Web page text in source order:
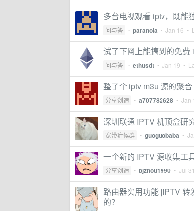
多台电视观看 iptv，既能
问与答 • paranoia • Jan 16 •
试了下网上能搞到的免费
问与答 • ethusdt • Jan 19 •
整了个 iptv m3u 源的聚
分享创造 • a707782628 • Jan
深圳联通 IPTV 机顶盒研
宽带症候群 • guoguobaba •
一个新的 IPTV 源收集工
分享创造 • bjzhou1990 • Jul 31
路由器实用功能 [IPTV
的？